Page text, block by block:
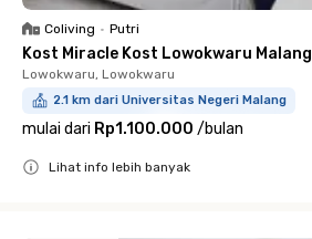
Coliving • Putri
Kost Miracle Kost Lowokwaru Malang
Lowokwaru, Lowokwaru
2.1 km dari Universitas Negeri Malang
mulai dari Rp1.100.000 /bulan
Lihat info lebih banyak